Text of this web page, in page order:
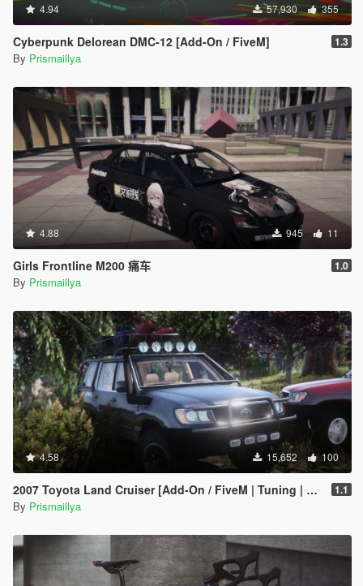
4.94 57,930 355
Cyberpunk Delorean DMC-12 [Add-On / FiveM] 1.3
By Prismaillya
4.88 945 11
Girls Frontline M200 痛车 1.0
By Prismaillya
4.58 15,652 100
2007 Toyota Land Cruiser [Add-On / FiveM | Tuning | LOD | Template] 1.1
By Prismaillya